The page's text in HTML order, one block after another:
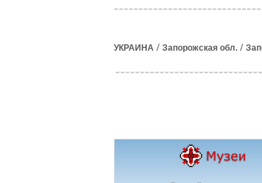
УКРАИНА / Запорожская обл. /